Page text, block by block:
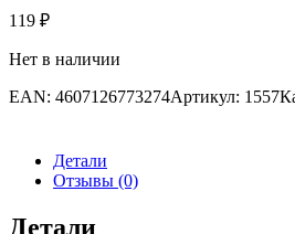
119 ₽
Нет в наличии
EAN: 4607126773274Артикул: 1557
Детали
Отзывы (0)
Детали